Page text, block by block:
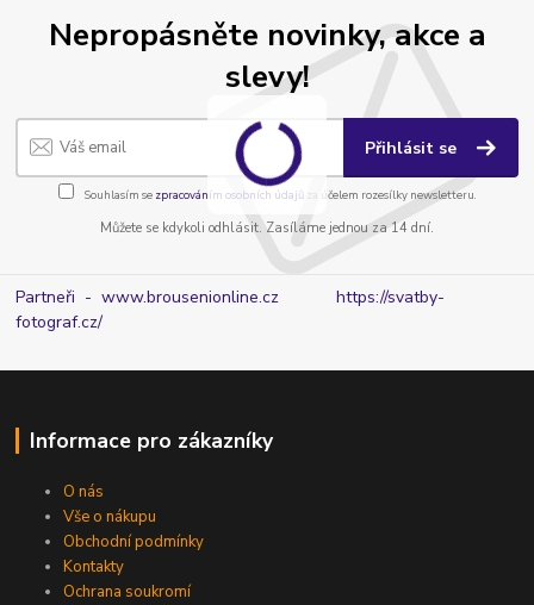
Nepropásněte novinky, akce a
slevy!
Přihlásit se
Souhlasím se zpracováním osobních údajůza účelem rozesílky newsletteru.
Můžete se kdykoli odhlásit. Zasíláme jednou za 14 dní.
Partneři - www.brousenionline.czhttps://svatby-
fotograf.cz/
Informace pro zákazníky
O nás
Vše o nákupu
Obchodní podmínky
Kontakty
Ochrana soukromí